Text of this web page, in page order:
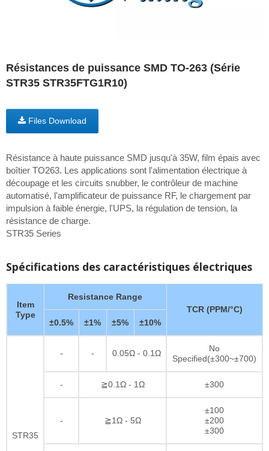
Résistances de puissance SMD TO-263 (Série
STR35 STR35FTG1R10)
Files Download
Résistance à haute puissance SMD jusqu'à 35W, film épais avec
boîtier TO263. Les applications sont l'alimentation électrique à
découpage et les circuits snubber, le contrôleur de machine
automatisé, l'amplificateur de puissance RF, le chargement par
impulsion à faible énergie, l'UPS, la régulation de tension, la
résistance de charge.
STR35 Series
Spécifications des caractéristiques électriques
Item
Type
Resistance Range
TCR (PPM/°C)
±0.5%
±1% ±5% ±10%
STR35
- - 0.05Ω - 0.1Ω
No
Specified(±300~±700)
- ≧0.1Ω - 1Ω ±300
- ≧1Ω - 5Ω
±100
±200
±300